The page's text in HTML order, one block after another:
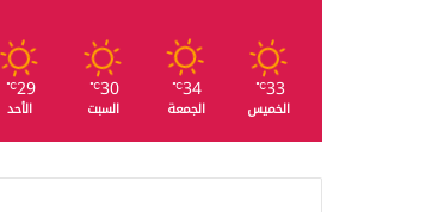
33
℃
الخميس
34
℃
الجمعة
30
℃
السبت
29
℃
الأحد